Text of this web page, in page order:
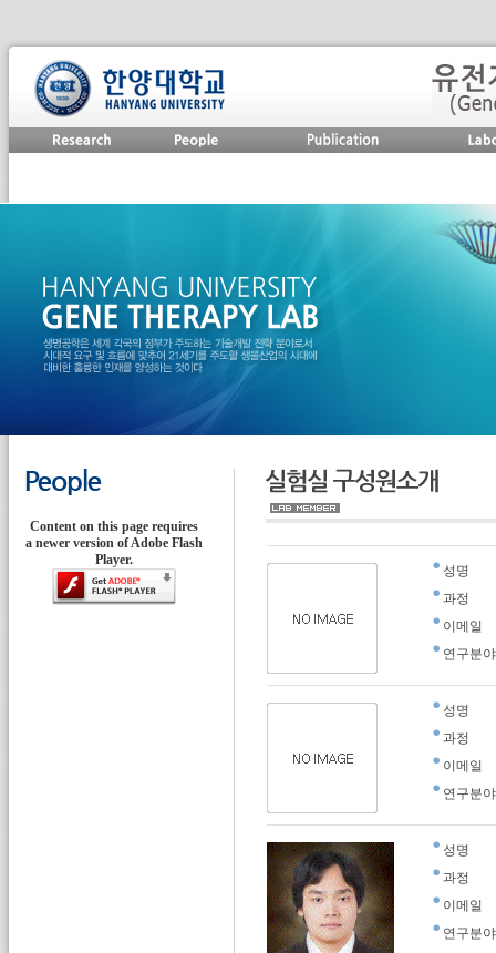
Content on this page requires
a newer version of Adobe Flash
Player.
성명
과정
이메일
연구분야
성명
과정
이메일
연구분야
성명
과정
이메일
연구분야